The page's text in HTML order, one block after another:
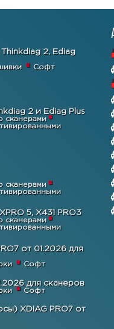
2, Ediag
Софт
2 и Ediag Plus
сканерами
сканерами
5, X431 PRO3
сканерами
от 01.2026 для
Софт
для сканеров
Софт
XDIAG PRO7 от